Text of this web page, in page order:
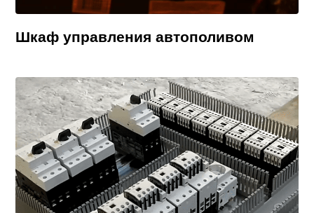
Шкаф управления автополивом